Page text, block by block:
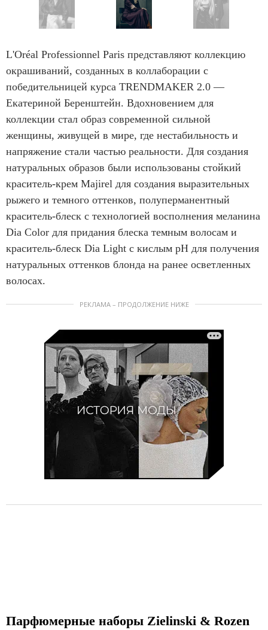
4
t
e
m
1
o
f
4
L'Oréal Professionnel Paris представляют коллекцию
окрашиваний, созданных в коллаборации с
победительницей курса TRENDMAKER 2.0 —
Екатериной Беренштейн. Вдохновением для
коллекции стал образ современной сильной
женщины, живущей в мире, где нестабильность и
напряжение стали частью реальности. Для создания
натуральных образов были использованы стойкий
краситель-крем Majirel для создания выразительных
рыжего и темного оттенков, полуперманентный
краситель-блеск с технологией восполнения меланина
Dia Color для придания блеска темным волосам и
краситель-блеск Dia Light с кислым pH для получения
натуральных оттенков блонда на ранее осветленных
волосах.
РЕКЛАМА – ПРОДОЛЖЕНИЕ НИЖЕ
Парфюмерные наборы Zielinski & Rozen